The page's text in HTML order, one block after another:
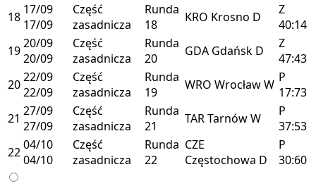
18 17/09
17/09
Część
zasadnicza
Runda
18
KRO Krosno D
Z
40:14
1920/09
20/09
Część
zasadnicza
Runda
20
GDA Gdańsk D
Z
47:43
2022/09
22/09
Część
zasadnicza
Runda
19
WRO WrocławW P
17:73
21 27/09
27/09
Część
zasadnicza
Runda
21
TARTarnówW
P
37:53
2204/10
04/10
Część
zasadnicza
Runda
22
CZE
Częstochowa D
P
30:60